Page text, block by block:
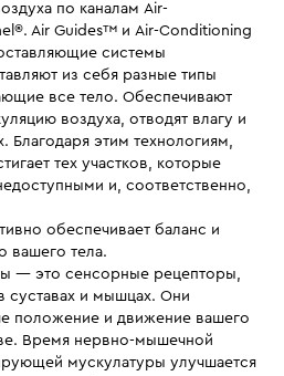
по каналам Air-
Air Guides™ и Air-Conditioning
системы
из себя разные типы
все тело. Обеспечивают
воздуха, отводят влагу и
Благодаря этим технологиям,
тех участков, которые
и, соответственно,
обеспечивает баланс и
вашего тела.
— это сенсорные рецепторы,
суставах и мышцах. Они
положение и движение вашего
Время нервно-мышечной
мускулатуры улучшается